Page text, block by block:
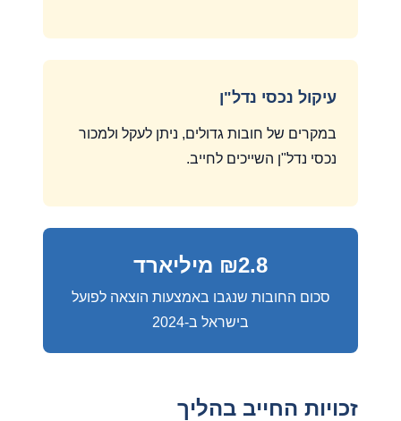
עיקול נכסי נדל"ן
במקרים של חובות גדולים, ניתן לעקל ולמכור
נכסי נדל"ן השייכים לחייב.
₪2.8 מיליארד
סכום החובות שנגבו באמצעות הוצאה לפועל
בישראל ב-2024
זכויות החייב בהליך